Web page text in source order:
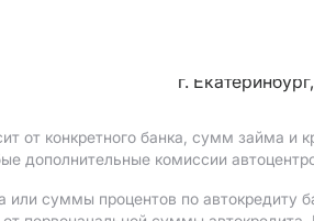
г.
от конкретного банка, сумм займа
дополнительные комиссии
суммы процентов по автокредиту